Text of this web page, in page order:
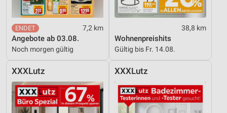
7,2 km
Angebote ab 03.08.
Noch morgen gültig
38,8 km
Wohnenpreishits
Gültig bis Fr. 14.08.
XXXLutz XXXLutz
Verwendung genauer Standortdaten
Geräte anhand von aktiv angeforderten
Informationen identifizieren
Notwendig
Performance